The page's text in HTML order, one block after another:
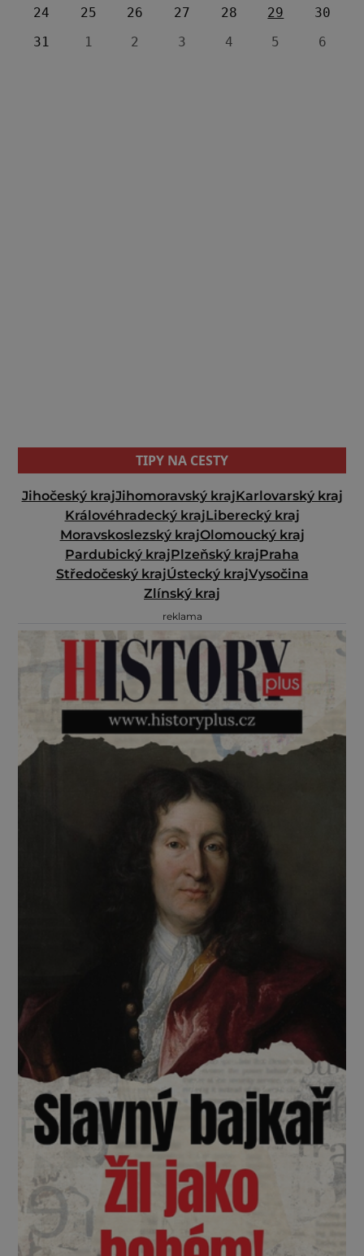
24
25 26 27 28 29
30
31
1 2 3 4 5 6
TIPY NA CESTY
Jihočeský krajJihomoravský krajKarlovarský kraj
Královéhradecký krajLiberecký kraj
Moravskoslezský krajOlomoucký kraj
Pardubický krajPlzeňský krajPraha
Středočeský krajÚstecký krajVysočina
Zlínský kraj
reklama